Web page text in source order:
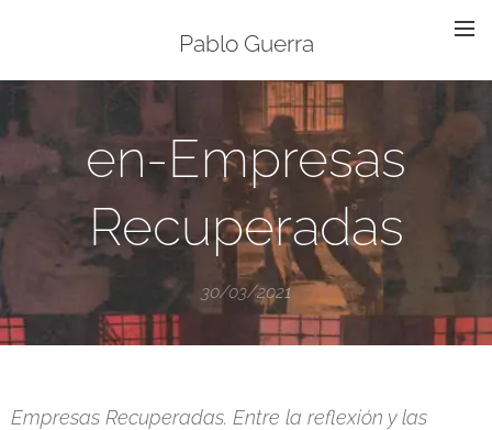
Pablo Guerra
en-Empresas
Recuperadas
30/03/2021
Empresas Recuperadas. Entre la reflexión y las